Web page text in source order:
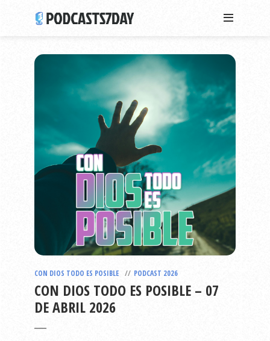
CON DIOS TODO ES POSIBLE PODCAST 2026
CON DIOS TODO ES POSIBLE – 07
DE ABRIL 2026